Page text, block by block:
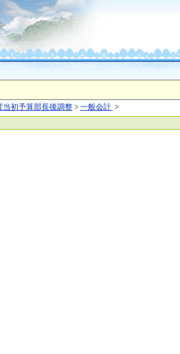
当初予算部長後調整> 一般会計 >
いて
大手前2丁目
（代表電話）06-6941-0351
区南港北1-14-16
（代表電話）06-6941-0351
Prefecture,All rights reserved.